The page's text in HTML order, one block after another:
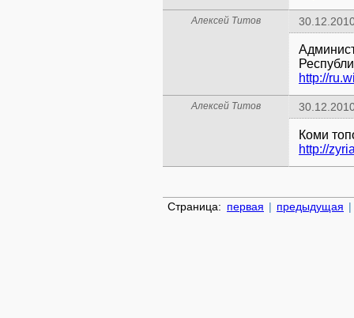
Алексей Титов
Алексей Титов
http://
Страница: первая | предыдущая |